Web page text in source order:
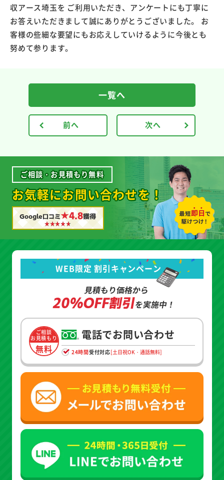
収アース埼玉を ご利用いただき、アンケートにも丁寧に
お答えいただきまして誠にありがとうございました。 お
客様の些細な要望にもお応えしていけるように今後とも
努めて参ります。
前へ
一覧へ
次へ
ご相談・お見積もり無料
お気軽にお問い合わせを！
Google口コミ★4.8獲得
WEB限定 割引キャンペーン
見積もり価格から
20%OFF割引を実施中！
ご相談
お見積もり
無料
電話でお問い合わせ
24時間受付対応[土日祝OK・通話無料]